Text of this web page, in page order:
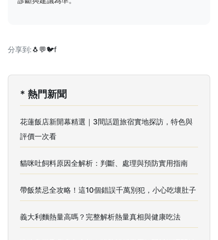
分享到:🐧💬🐦f
* 熱門新聞
花蓮飯店新開幕精選｜3間話題旅宿實地探訪，特色與
評價一次看
貓咪吐飼料原因全解析：判斷、處理與預防實用指南
帶飯禁忌全攻略！這10個錯誤千萬別犯，小心吃壞肚子
義大利麵熱量高嗎？完整解析熱量真相與健康吃法